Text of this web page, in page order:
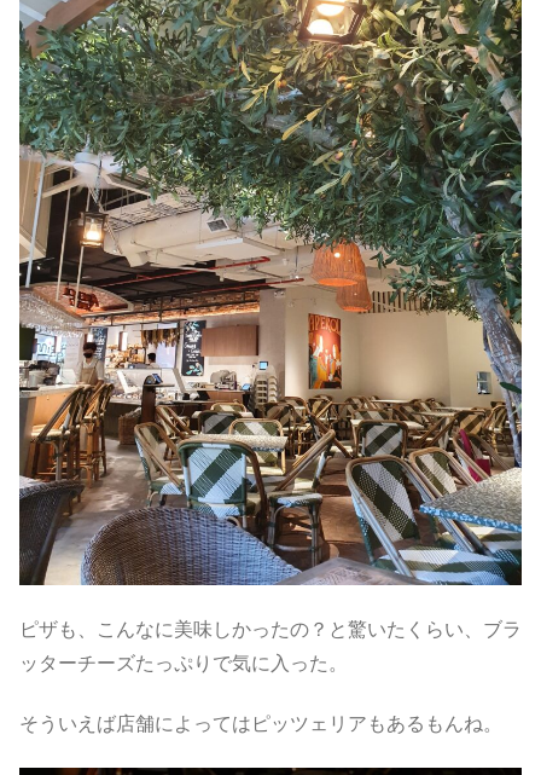
ピザも、こんなに美味しかったの？と驚いたくらい、ブラ
ッターチーズたっぷりで気に入った。
そういえば店舗によってはピッツェリアもあるもんね。